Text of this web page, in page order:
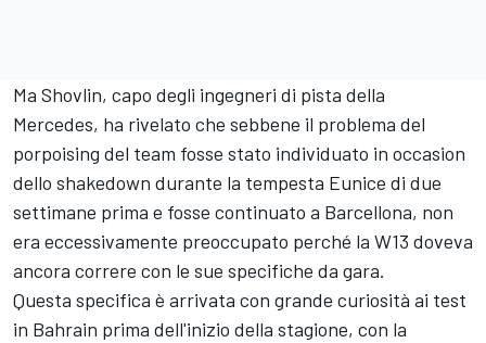
Ma Shovlin, capo degli ingegneri di pista della
Mercedes, ha rivelato che sebbene il problema del
porpoising del team fosse stato individuato in occasion
dello shakedown durante la tempesta Eunice di due
settimane prima e fosse continuato a Barcellona, non
era eccessivamente preoccupato perché la W13 doveva
ancora correre con le sue specifiche da gara.
Questa specifica è arrivata con grande curiosità ai test
in Bahrain prima dell'inizio della stagione, con la